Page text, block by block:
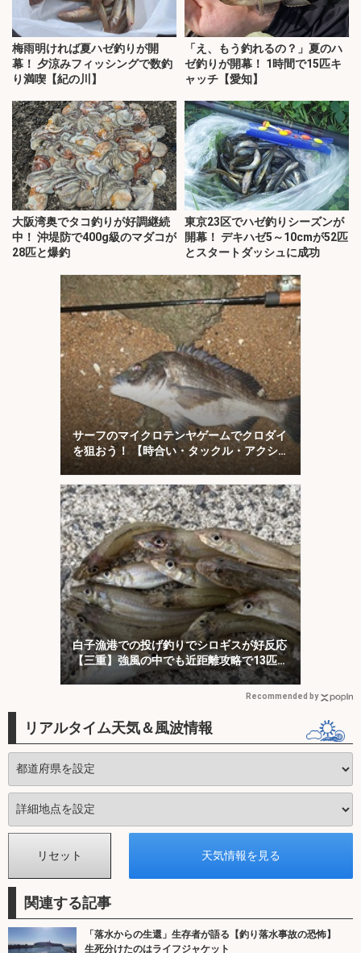
梅雨明ければ夏ハゼ釣りが開
幕！ 夕涼みフィッシングで数釣
り満喫【紀の川】
「え、もう釣れるの？」夏のハ
ゼ釣りが開幕！ 1時間で15匹キ
ャッチ【愛知】
大阪湾奥でタコ釣りが好調継続
中！ 沖堤防で400g級のマダコが
28匹と爆釣
東京23区でハゼ釣りシーズンが
開幕！ デキハゼ5～10cmが52匹
とスタートダッシュに成功
サーフのマイクロテンヤゲームでクロダイ
を狙おう！ 【時合い・タックル・アクシ
ョンを解説】
白子漁港での投げ釣りでシロギスが好反応
【三重】強風の中でも近距離攻略で13匹キ
ャッチ
Recommended by
リアルタイム天気＆風波情報
関連する記事
「落水からの生還」生存者が語る【釣り落水事故の恐怖】
生死分けたのはライフジャケット